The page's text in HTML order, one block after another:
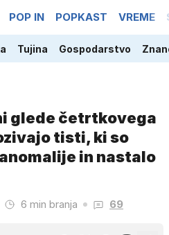
POP IN POPKAST VREME
Tujina Gospodarstvo
glede četrtkovega
tisti, ki so
in nastalo
6 min branja 69